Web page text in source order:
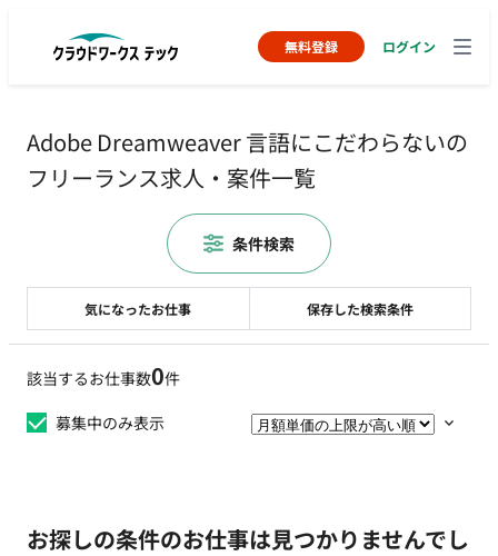
無料登録 ログイン
Adobe Dreamweaver 言語にこだわらないの
フリーランス求人・案件一覧
該当するお仕事数0件
募集中のみ表示
お探しの条件のお仕事は見つかりませんでし
気になったお仕事 保存した検索条件
条件検索